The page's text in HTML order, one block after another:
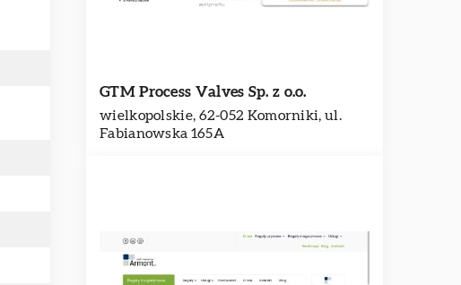
GTM Process Valves Sp. z o.o.
wielkopolskie, 62-052 Komorniki, ul.
Fabianowska 165A